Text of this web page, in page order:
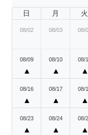
日 月 火
08/02 08/03 08/
08/09
▲
08/10
▲
08/
▲
08/16
▲
08/17
▲
08/
▲
08/23
▲
08/24
▲
08/
▲